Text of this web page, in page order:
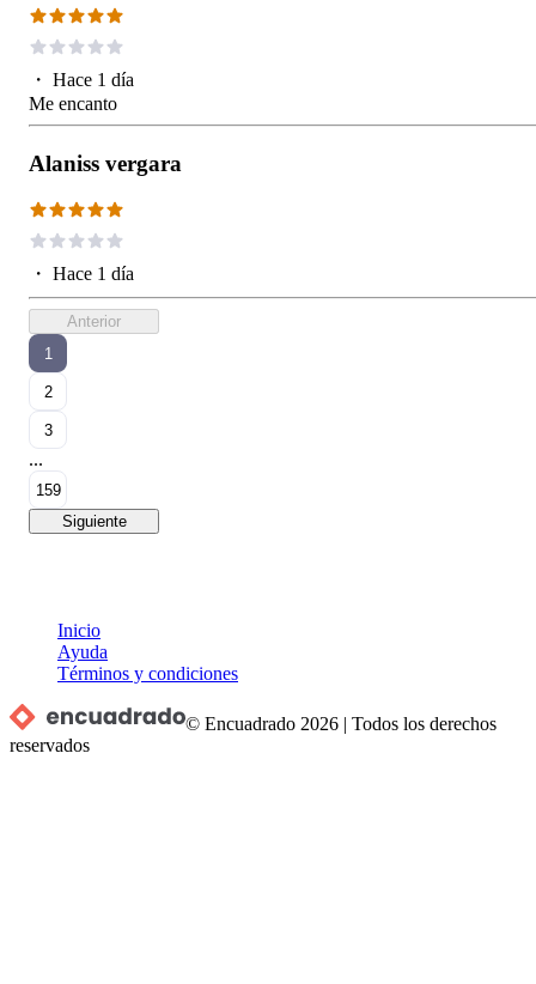
・ Hace 1 día
Me encanto
Alaniss vergara
・ Hace 1 día
Anterior
1
2
3
...
159
Siguiente
Inicio
Ayuda
Términos y condiciones
© Encuadrado 2026 |Todos los derechos
reservados